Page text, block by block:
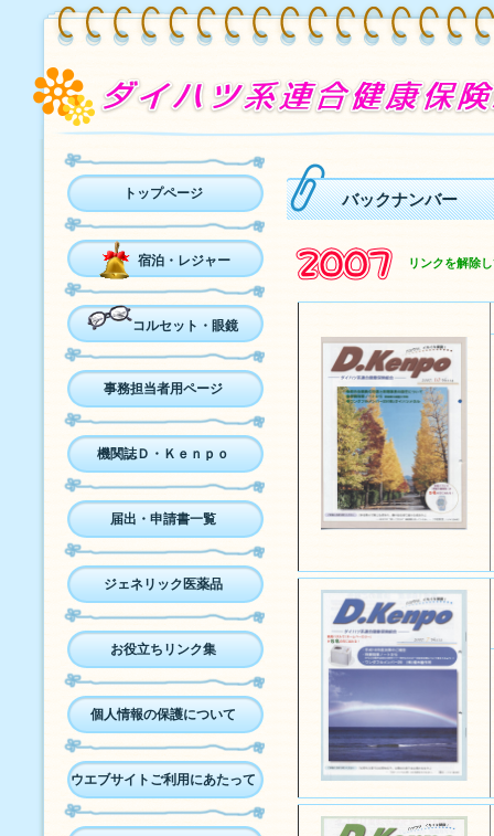
バックナンバー
リンクを解除し
トップページ
宿泊・レジャー
コルセット・眼鏡
事務担当者用ページ
機関誌Ｄ・Ｋｅｎｐｏ
届出・申請書一覧
ジェネリック医薬品
お役立ちリンク集
個人情報の保護について
ウエブサイトご利用にあたって